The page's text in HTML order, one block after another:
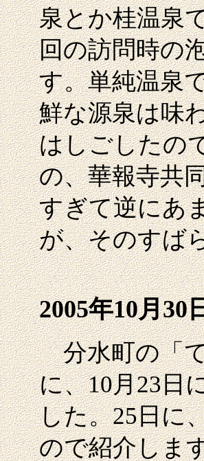
泉とか桂温泉
回の訪問時の
す。単純温泉
鮮な源泉は味
はしごしたの
の、華報寺共
すぎて逆にあ
が、そのすば
2005年10月30
分水町の「て
に、10月23日
した。25日に
ので紹介しま